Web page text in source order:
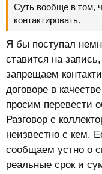
Суть вообще в том,
контактировать.
Я бы поступал
ставится на
запрещаем
договоре в
просим перевести
Разговор с
неизвестно с кем.
сообщаем устно о
реальные срок и